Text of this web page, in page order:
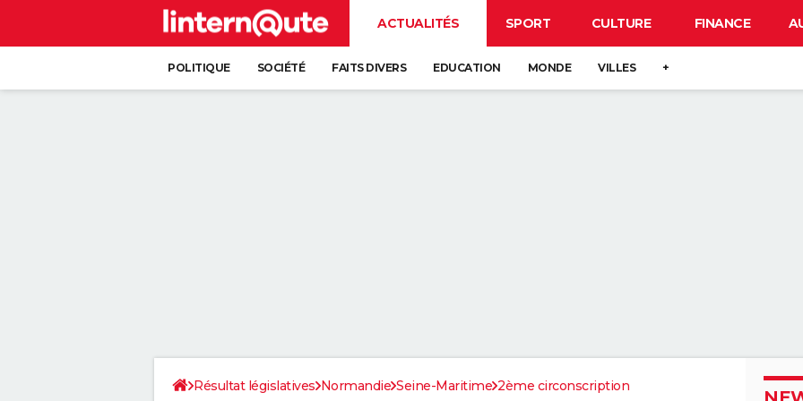
ACTUALITÉS SPORT CULTURE FINANCE
POLITIQUE SOCIÉTÉ FAITS DIVERS EDUCATION MONDE VILLES +
Résultat législatives Normandie Seine-Maritime 2ème circonscription